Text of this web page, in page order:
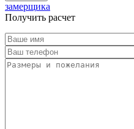
замерщика
Получить расчет